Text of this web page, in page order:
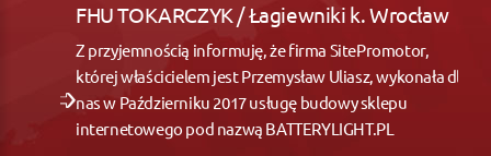
FHU TOKARCZYK / Łagiewniki k. Wrocław
Z przyjemnością informuję, że firma SitePromotor,
której właścicielem jest Przemysław Uliasz, wykonała dla
nas w Październiku 2017 usługę budowy sklepu
internetowego pod nazwą BATTERYLIGHT.PL